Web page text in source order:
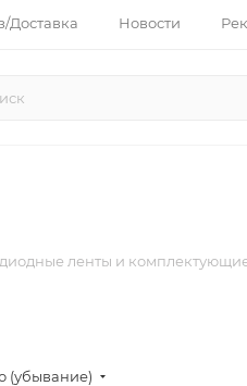
Доставка Новости
ленты и
(убывание)